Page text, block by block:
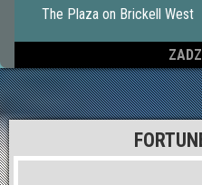
The Plaza on Brickell West